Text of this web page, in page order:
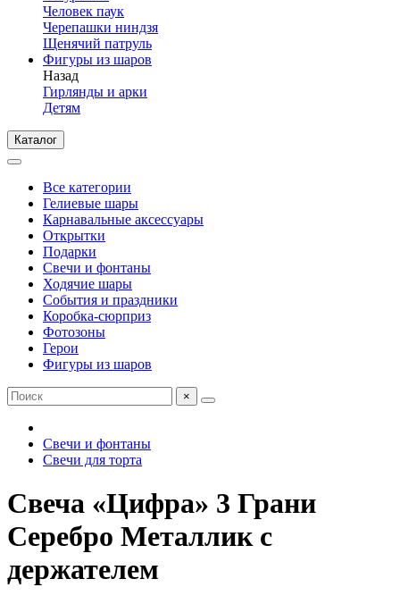
Человек паук
Черепашки ниндзя
Щенячий патруль
Фигуры из шаров
Назад
Гирлянды и арки
Детям
Каталог
Все категории
Гелиевые шары
Карнавальные аксессуары
Открытки
Подарки
Свечи и фонтаны
Ходячие шары
События и праздники
Коробка-сюрприз
Фотозоны
Герои
Фигуры из шаров
×
Свечи и фонтаны
Свечи для торта
Свеча «Цифра» 3 Грани
Серебро Металлик с
держателем